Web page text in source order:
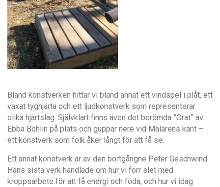
Bland konstverken hittar vi bland annat ett vindspel i plåt, ett
vaxat tyghjärta och ett ljudkonstverk som representerar
olika hjärtslag. Självklart finns även det berömda ”Örat” av
Ebba Bohlin på plats och guppar nere vid Mälarens kant –
ett konstverk som folk åker långt för att få se.
Ett annat konstverk är av den bortgångne Peter Geschwind.
Hans sista verk handlade om hur vi förr slet med
kroppsarbete för att få energi och föda, och hur vi idag